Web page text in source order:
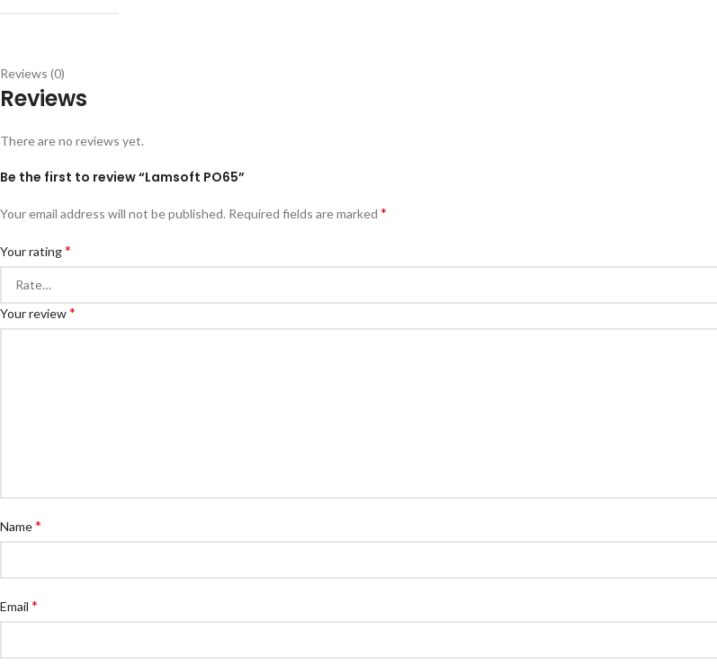
Reviews (0)
Reviews
There are no reviews yet.
Be the first to review “Lamsoft PO65”
Your email address will not be published. Required fields are marked *
Your rating*
Your review*
Name*
Email *